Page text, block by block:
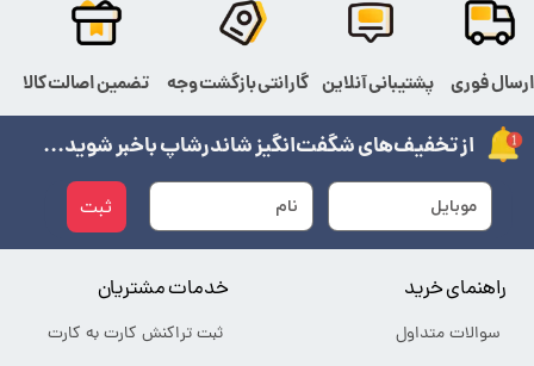
ثبت
از تخفیف‌های شگفت‌انگیز شاندرشاپ باخبر شوید...
خدمات مشتریان
ثبت تراکنش کارت به کارت
راهنمای خرید
سوالات متداول
ارسال فوری پشتیبانی آنلاین گارانتی بازگشت وجه تضمین اصالت کالا